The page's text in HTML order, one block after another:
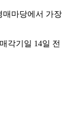
매마당에서 가장
각기일 14일 전